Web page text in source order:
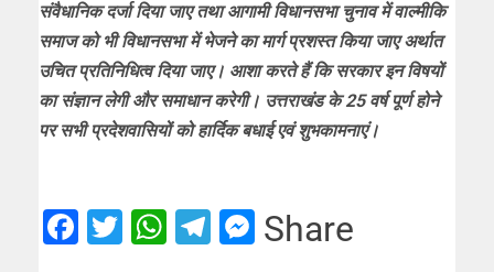
संवैधानिक दर्जा दिया जाए तथा आगामी विधानसभा चुनाव में वाल्मीकि
समाज को भी विधानसभा में भेजने का मार्ग प्रशस्त किया जाए अर्थात
उचित प्रतिनिधित्व दिया जाए। आशा करते हैं कि सरकार इन विषयों
का संज्ञान लेगी और समाधान करेगी। उत्तराखंड के 25 वर्ष पूर्ण होने
पर सभी प्रदेशवासियों को हार्दिक बधाई एवं शुभकामनाएं।
Facebook
Twitter
WhatsApp
Telegram
Messenger
Share